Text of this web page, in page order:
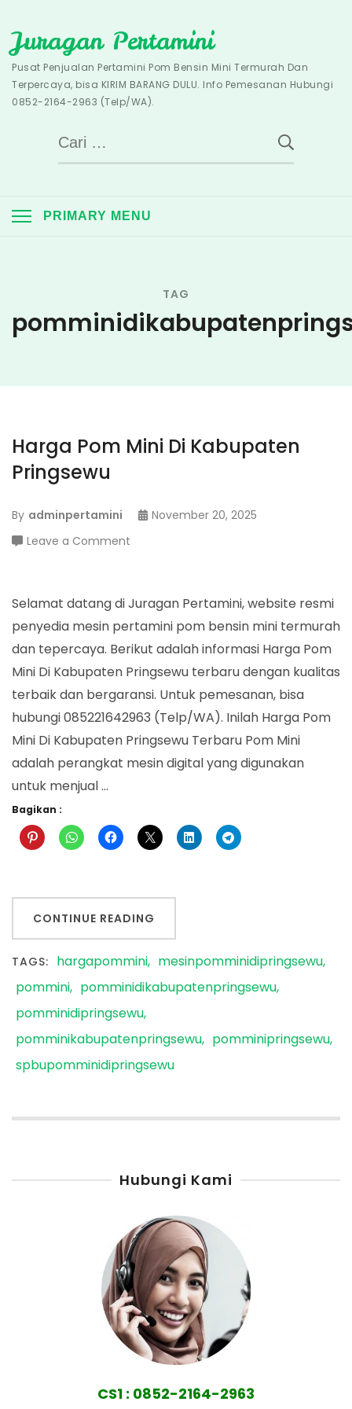
to
content
Juragan Pertamini
Pusat Penjualan Pertamini Pom Bensin Mini Termurah Dan
Terpercaya, bisa KIRIM BARANG DULU. Info Pemesanan Hubungi
0852-2164-2963 (Telp/WA).
Cari
untuk:
PRIMARY MENU
TAG
Harga Pom Mini Di Kabupaten
Pringsewu
By adminpertamini
November 20, 2025
Leave a Comment
Mini
Di
Kabupaten
Pringsewu
Selamat datang di Juragan Pertamini, website resmi
penyedia mesin pertamini pom bensin mini termurah
dan tepercaya. Berikut adalah informasi Harga Pom
Mini Di Kabupaten Pringsewu terbaru dengan kualitas
terbaik dan bergaransi. Untuk pemesanan, bisa
hubungi 085221642963 (Telp/WA). Inilah Harga Pom
Mini Di Kabupaten Pringsewu Terbaru Pom Mini
adalah perangkat mesin digital yang digunakan
untuk menjual …
Bagikan :
CONTINUE READING
TAGS: hargapommini
mesinpomminidipringsewu
pommini
pomminidikabupatenpringsewu
pomminidipringsewu
pomminikabupatenpringsewu
pomminipringsewu
spbupomminidipringsewu
Hubungi Kami
CS1 : 0852-2164-2963